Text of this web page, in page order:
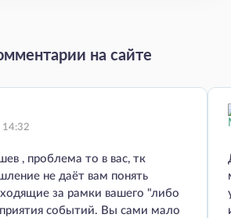
на сайте
14:32
, проблема то в вас, тк
не даёт вам понять
за рамки вашего "либо
событий. Вы сами мало